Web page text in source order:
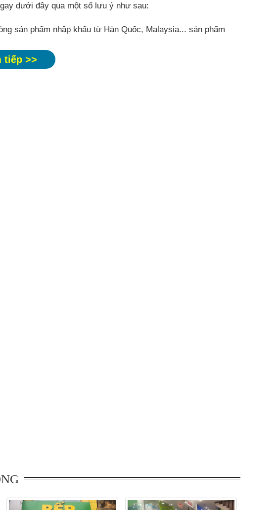
dưới đây qua một số lưu ý như sau:
sản phẩm nhập khẩu từ Hàn Quốc, Malaysia... sản phẩm
tiếp >>